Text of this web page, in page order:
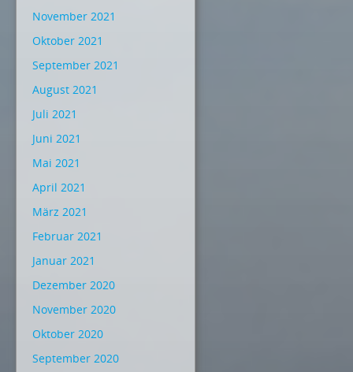
November 2021
Oktober 2021
September 2021
August 2021
Juli 2021
Juni 2021
Mai 2021
April 2021
März 2021
Februar 2021
Januar 2021
Dezember 2020
November 2020
Oktober 2020
September 2020